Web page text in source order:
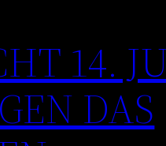
14.
DAS